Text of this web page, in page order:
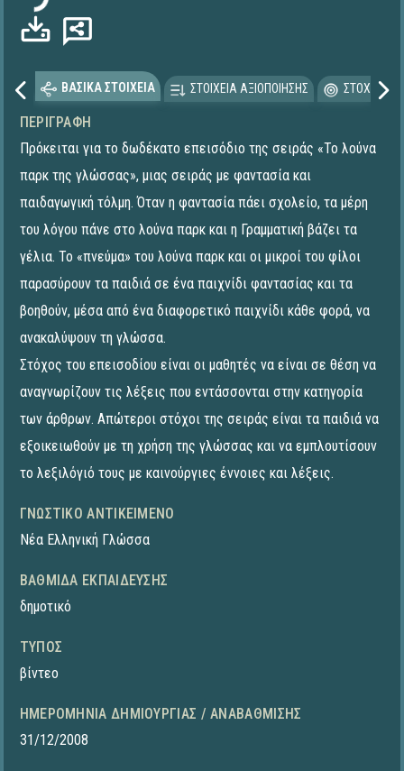
ΒΑΣΙΚΑ ΣΤΟΙΧΕΙΑ ΣΤΟΙΧΕΙΑ ΑΞΙΟΠΟΙΗΣΗΣ
ΠΕΡΙΓΡΑΦΉ
Πρόκειται για το δωδέκατο επεισόδιο της σειράς «Το λούνα
παρκ της γλώσσας», μιας σειράς με φαντασία και
παιδαγωγική τόλμη. Όταν η φαντασία πάει σχολείο, τα μέρη
του λόγου πάνε στο λούνα παρκ και η Γραμματική βάζει τα
γέλια. Το «πνεύμα» του λούνα παρκ και οι μικροί του φίλοι
παρασύρουν τα παιδιά σε ένα παιχνίδι φαντασίας και τα
βοηθούν, μέσα από ένα διαφορετικό παιχνίδι κάθε φορά, να
ανακαλύψουν τη γλώσσα.
Στόχος του επεισοδίου είναι οι μαθητές να είναι σε θέση να
αναγνωρίζουν τις λέξεις που εντάσσονται στην κατηγορία
των άρθρων. Απώτεροι στόχοι της σειράς είναι τα παιδιά να
εξοικειωθούν με τη χρήση της γλώσσας και να εμπλουτίσουν
το λεξιλόγιό τους με καινούργιες έννοιες και λέξεις.
ΓΝΩΣΤΙΚΌ ΑΝΤΙΚΕΊΜΕΝΟ
Νέα Ελληνική Γλώσσα
ΒΑΘΜΊΔΑ ΕΚΠΑΊΔΕΥΣΗΣ
δημοτικό
ΤΎΠΟΣ
βίντεο
ΗΜΕΡΟΜΗΝΊΑ ΔΗΜΙΟΥΡΓΊΑΣ / ΑΝΑΒΆΘΜΙΣΗΣ
31/12/2008